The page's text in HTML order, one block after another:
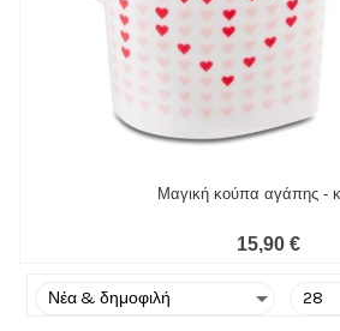
Μαγική κούπα αγάπης -
15,90 €